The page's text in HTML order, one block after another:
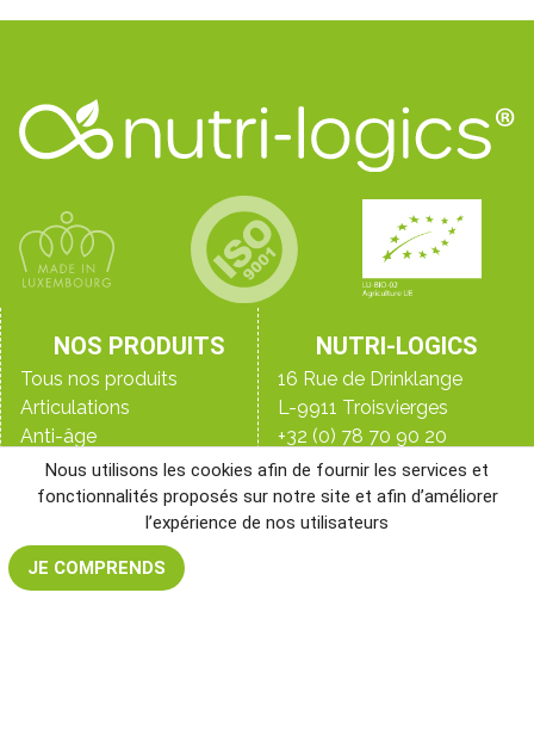
NOS PRODUITS
Tous nos produits
Articulations
Anti-âge
Détox
Digestion
Peau, ongles & cheveux
Perte de poids
NUTRI-LOGICS
16 Rue de Drinklange
L-9911 Troisvierges
+32 (0) 78 70 90 20
+33 (0)9 70 44 16 45
+352 28 33 98 98
Le blog
Nous utilisons les cookies afin de fournir les services et
fonctionnalités proposés sur notre site et afin d’améliorer
l’expérience de nos utilisateurs
JE COMPRENDS